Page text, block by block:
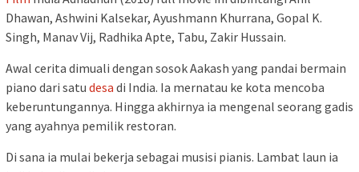
Dhawan, Ashwini Kalsekar, Ayushmann Khurrana, Gopal K.
Singh, Manav Vij, Radhika Apte, Tabu, Zakir Hussain.
Awal cerita dimuali dengan sosok Aakash yang pandai bermain
piano dari satu desa di India. Ia mernatau ke kota mencoba
keberuntungannya. Hingga akhirnya ia mengenal seorang gadis
yang ayahnya pemilik restoran.
Di sana ia mulai bekerja sebagai musisi pianis. Lambat laun ia